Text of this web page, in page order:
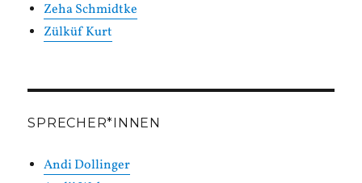
Zeha Schmidtke
Zülküf Kurt
SPRECHER*INNEN
Andi Dollinger